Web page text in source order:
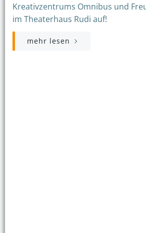
Kreativzentrums Omnibus und
im Theaterhaus Rudi auf!
mehr lesen